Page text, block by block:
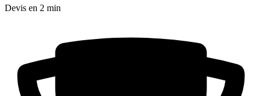
Devis en 2 min